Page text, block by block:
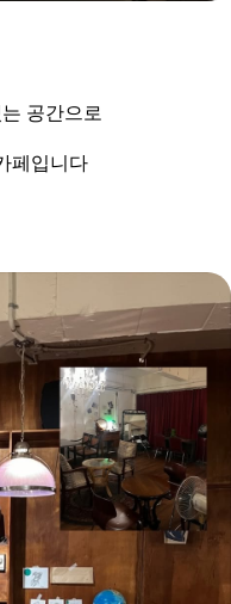
공간으로
페입니다